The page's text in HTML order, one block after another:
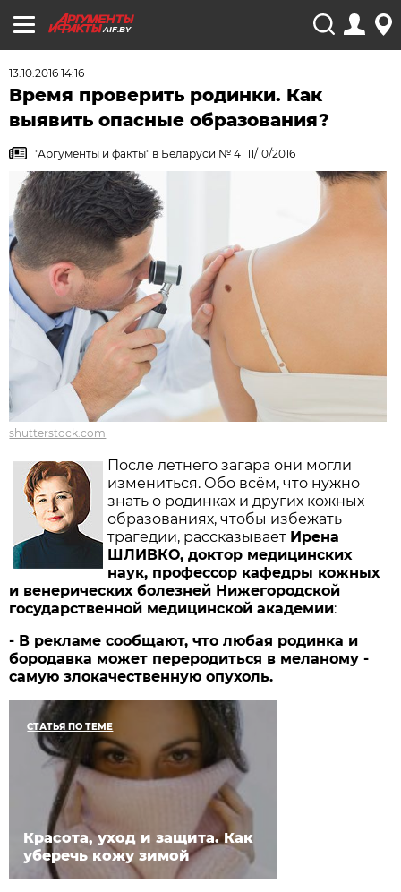
AIF.BY
13.10.2016 14:16
Время проверить родинки. Как
выявить опасные образования?
"Аргументы и факты" в Беларуси № 41 11/10/2016
shutterstock.com
После летнего загара они могли
измениться. Обо всём, что нужно
знать о родинках и других кожных
образованиях, чтобы избежать
трагедии, рассказывает Ирена
ШЛИВКО, доктор медицинских
наук, профессор кафедры кожных
и венерических болезней Нижегородской
государственной медицинской академии:
- В рекламе сообщают, что любая родинка и
бородавка может переродиться в меланому -
самую злокачественную опухоль.
СТАТЬЯ ПО ТЕМЕ
Красота, уход и защита. Как
уберечь кожу зимой